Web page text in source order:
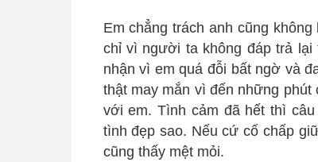
Em chẳng trách anh cũng
chỉ vì người ta không đáp trả
nhận vì em quá đỗi bất ngờ và
thật may mắn vì đến những phút
với em. Tình cảm đã hết thì
tình đẹp sao. Nếu cứ cố chấp
cũng thấy mệt mỏi.